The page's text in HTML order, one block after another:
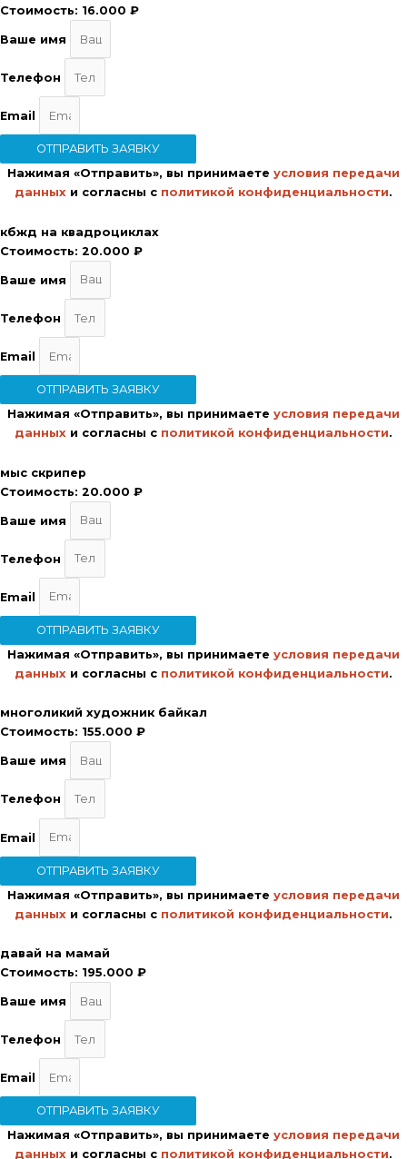
Стоимость: 16.000 ₽
Ваше имя
Телефон
Email
ОТПРАВИТЬ ЗАЯВКУ
Нажимая «Отправить», вы принимаете условия передачи
данных и согласны с политикой конфиденциальности.
кбжд на квадроциклах
Стоимость: 20.000 ₽
Ваше имя
Телефон
Email
ОТПРАВИТЬ ЗАЯВКУ
Нажимая «Отправить», вы принимаете условия передачи
данных и согласны с политикой конфиденциальности.
мыс скрипер
Стоимость: 20.000 ₽
Ваше имя
Телефон
Email
ОТПРАВИТЬ ЗАЯВКУ
Нажимая «Отправить», вы принимаете условия передачи
данных и согласны с политикой конфиденциальности.
многоликий художник байкал
Стоимость: 155.000 ₽
Ваше имя
Телефон
Email
ОТПРАВИТЬ ЗАЯВКУ
Нажимая «Отправить», вы принимаете условия передачи
данных и согласны с политикой конфиденциальности.
давай на мамай
Стоимость: 195.000 ₽
Ваше имя
Телефон
Email
ОТПРАВИТЬ ЗАЯВКУ
Нажимая «Отправить», вы принимаете условия передачи
данных и согласны с политикой конфиденциальности.